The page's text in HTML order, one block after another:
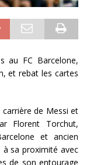
au FC Barcelone,
et rebat les cartes
carrière de Messi et
Florent Torchut,
et ancien
à sa proximité avec
de son entourage